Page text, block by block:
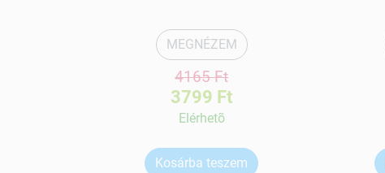
MEGNÉZEM
4165 Ft
3799 Ft
Elérhetõ
Kosárba teszem